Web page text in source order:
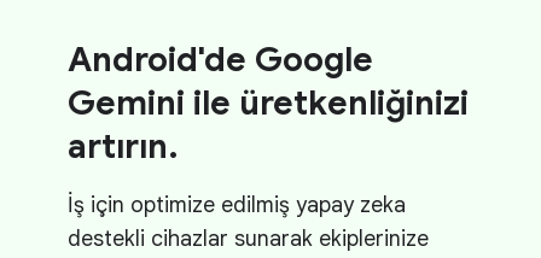
Android'de Google
Gemini ile üretkenliğinizi
artırın.
İş için optimize edilmiş yapay zeka
destekli cihazlar sunarak ekiplerinize